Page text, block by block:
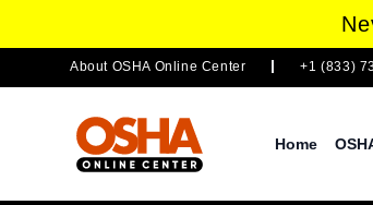
About OSHA Online Center +1 (833)
Home